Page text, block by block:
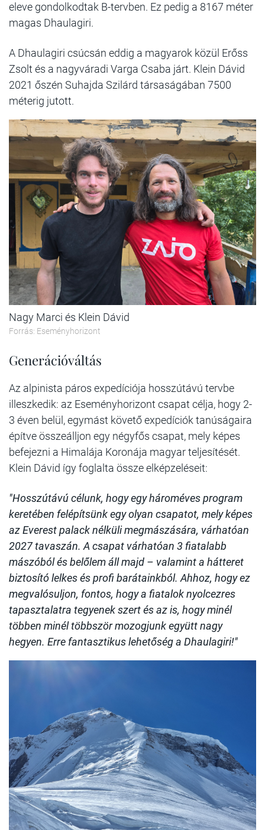
eleve gondolkodtak B-tervben. Ez pedig a 8167 méter
magas Dhaulagiri.
A Dhaulagiri csúcsán eddig a magyarok közül Erőss
Zsolt és a nagyváradi Varga Csaba járt. Klein Dávid
2021 őszén Suhajda Szilárd társaságában 7500
méterig jutott.
Nagy Marci és Klein Dávid
Forrás: Eseményhorizont
Generációváltás
Az alpinista páros expedíciója hosszútávú tervbe
illeszkedik: az Eseményhorizont csapat célja, hogy 2-
3 éven belül, egymást követő expedíciók tanúságaira
építve összeálljon egy négyfős csapat, mely képes
befejezni a Himalája Koronája magyar teljesítését.
Klein Dávid így foglalta össze elképzeléseit:
"Hosszútávú célunk, hogy egy hároméves program
keretében felépítsünk egy olyan csapatot, mely képes
az Everest palack nélküli megmászására, várhatóan
2027 tavaszán. A csapat várhatóan 3 fiatalabb
mászóból és belőlem áll majd – valamint a hátteret
biztosító lelkes és profi barátainkból. Ahhoz, hogy ez
megvalósuljon, fontos, hogy a fiatalok nyolcezres
tapasztalatra tegyenek szert és az is, hogy minél
többen minél többször mozogjunk együtt nagy
hegyen. Erre fantasztikus lehetőség a Dhaulagiri!"